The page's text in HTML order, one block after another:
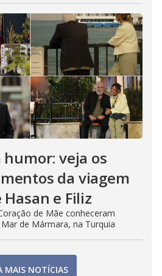
humor: veja os
da viagem
e Filiz
de Mãe conheceram
de Mármara, na Turquia
MAIS NOTÍCIAS